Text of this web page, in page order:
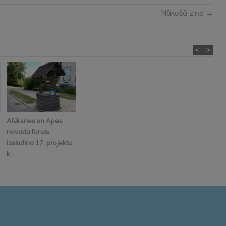
Nākošā ziņa →
Alūksnes un Apes
novada fonds
izsludina 17. projektu
k...
< >